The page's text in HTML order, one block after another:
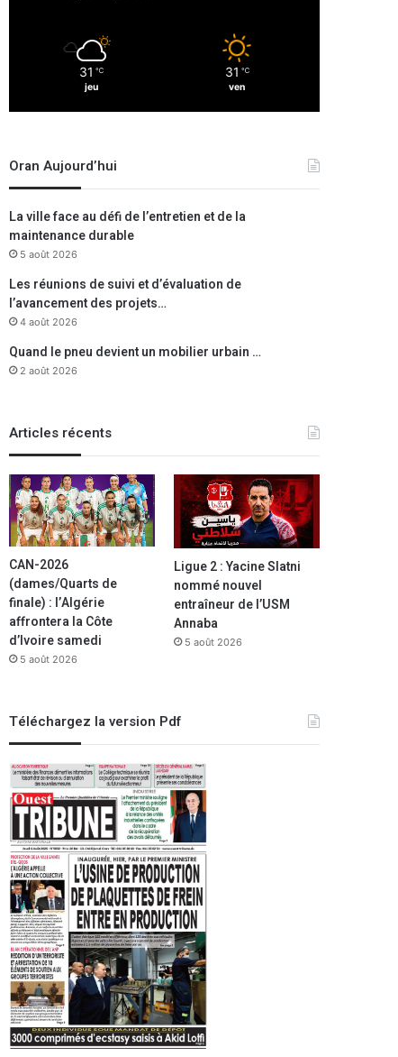
31 ℃
jeu
31 ℃
ven
Oran Aujourd’hui
La ville face au défi de l’entretien et de la
maintenance durable
5 août 2026
Les réunions de suivi et d’évaluation de
l’avancement des projets…
4 août 2026
Quand le pneu devient un mobilier urbain …
2 août 2026
Articles récents
CAN-2026
(dames/Quarts de
finale) : l’Algérie
affrontera la Côte
d’Ivoire samedi
5 août 2026
Ligue 2 : Yacine Slatni
nommé nouvel
entraîneur de l’USM
Annaba
5 août 2026
Téléchargez la version Pdf